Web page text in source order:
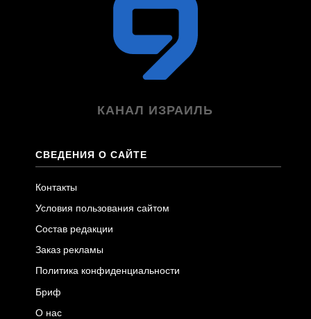
КАНАЛ ИЗРАИЛЬ
СВЕДЕНИЯ О САЙТЕ
Контакты
Условия пользования сайтом
Состав редакции
Заказ рекламы
Политика конфиденциальности
Бриф
О нас